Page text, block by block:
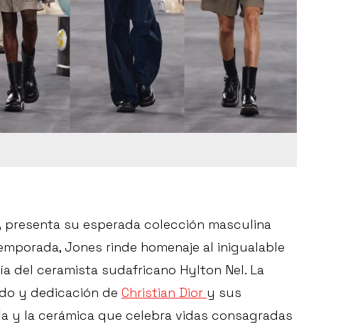
presenta su esperada colección masculina
Jones rinde homenaje al inigualable
del ceramista sudafricano Hylton Nel. La
y dedicación de Christian Dior y sus
y la cerámica que celebra vidas consagradas